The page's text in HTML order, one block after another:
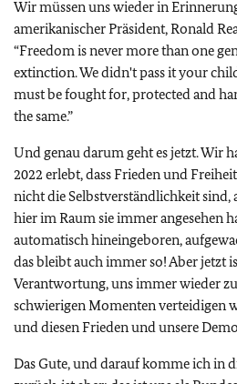
Wir müssen uns wieder in
amerikanischer Präsident, Ronald
“Freedom is never more than one
extinction. We didn't pass it your
must be fought for, protected and
the same.”
Und genau darum geht es jetzt. Wir
2022 erlebt, dass Frieden und
nicht die Selbstverständlichkeit sind,
hier im Raum sie immer angesehen
automatisch hineingeboren,
das bleibt auch immer so! Aber jetzt
Verantwortung, uns immer wieder
schwierigen Momenten verteidigen
und diesen Frieden und unsere
Das Gute, und darauf komme ich in